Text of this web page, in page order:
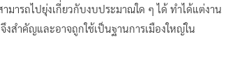
ารถไปยุ่งเกี่ยวกับงบประมาณใด​ ๆ​ ได้ ทำได้แต่งาน
ำคัญและอาจถูกใช้เป็นฐานการเมืองใหญ่ใน